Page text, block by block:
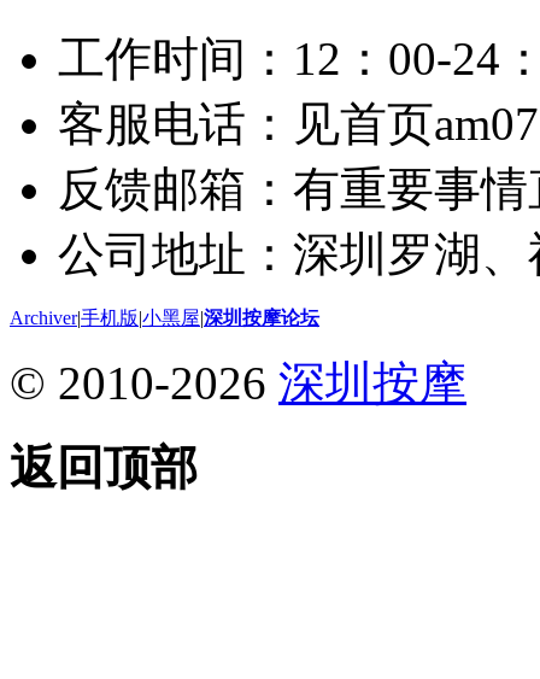
工作时间：12：00-24
客服电话：见首页
反馈邮箱：有重要事
公司地址：深圳罗湖
Archiver|手机版|小黑屋|深圳按摩论坛
© 2010-2026 深圳按摩
返回顶部